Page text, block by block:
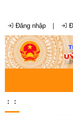
Đăng nhập
: :